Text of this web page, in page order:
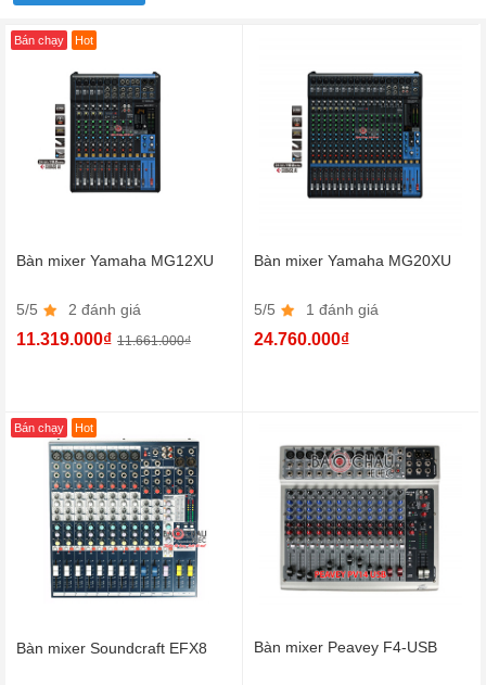
Bàn mixer Yamaha MG12XU
5/5 2 đánh giá
11.319.000₫ 11.661.000₫
Bán chạy Hot
Bàn mixer Yamaha MG20XU
5/5 1 đánh giá
24.760.000₫
Bàn mixer Soundcraft EFX8
Bán chạy Hot
Bàn mixer Peavey F4-USB